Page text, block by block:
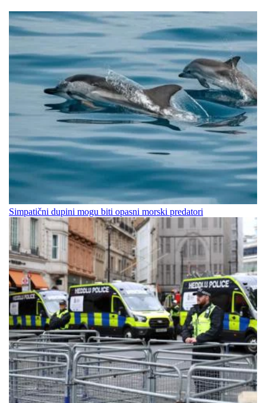
Simpatični dupini mogu biti opasni morski predatori